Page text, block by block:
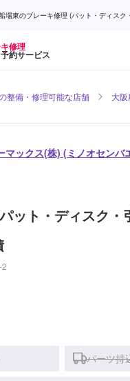
場東のブレーキ修理 (パット・ディスク
修理
約サービス
整備・修理可能な店舗 大
マックス(株) (ミノオセンバ
ット・ディスク・
パーツ持